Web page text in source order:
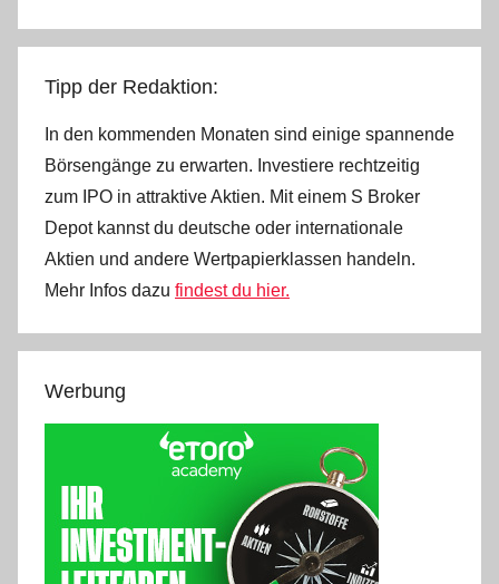
Tipp der Redaktion:
In den kommenden Monaten sind einige spannende
Börsengänge zu erwarten. Investiere rechtzeitig
zum IPO in attraktive Aktien. Mit einem S Broker
Depot kannst du deutsche oder internationale
Aktien und andere Wertpapierklassen handeln.
Mehr Infos dazu findest du hier.
Werbung